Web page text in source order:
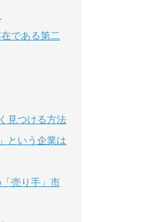
である第二
見つける方法
という企業は
売り手」市